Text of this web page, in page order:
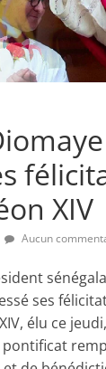
XIV
Aucun
ses
élu ce